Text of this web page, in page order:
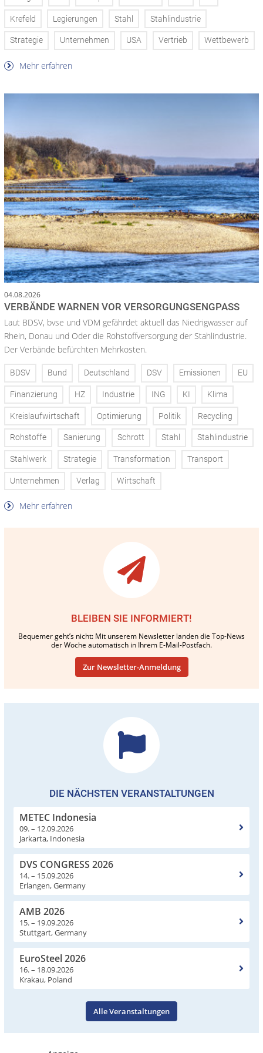
Krefeld Legierungen Stahl Stahlindustrie
Strategie Unternehmen USA Vertrieb Wettbewerb
Mehr erfahren
04.08.2026
VERBÄNDE WARNEN VOR VERSORGUNGSENGPASS
Laut BDSV, bvse und VDM gefährdet aktuell das Niedrigwasser auf
Rhein, Donau und Oder die Rohstoffversorgung der Stahlindustrie.
Der Verbände befürchten Mehrkosten.
BDSV Bund Deutschland DSV Emissionen EU
Finanzierung HZ Industrie ING KI Klima
Kreislaufwirtschaft Optimierung Politik Recycling
Rohstoffe Sanierung Schrott Stahl Stahlindustrie
Stahlwerk Strategie Transformation Transport
Unternehmen Verlag Wirtschaft
Mehr erfahren
BLEIBEN SIE INFORMIERT!
Bequemer geht’s nicht: Mit unserem Newsletter landen die Top-News
der Woche automatisch in Ihrem E-Mail-Postfach.
Zur Newsletter-Anmeldung
DIE NÄCHSTEN VERANSTALTUNGEN
METEC Indonesia
09. – 12.09.2026
Jarkarta, Indonesia
DVS CONGRESS 2026
14. – 15.09.2026
Erlangen, Germany
AMB 2026
15. – 19.09.2026
Stuttgart, Germany
EuroSteel 2026
16. – 18.09.2026
Krakau, Poland
Alle Veranstaltungen